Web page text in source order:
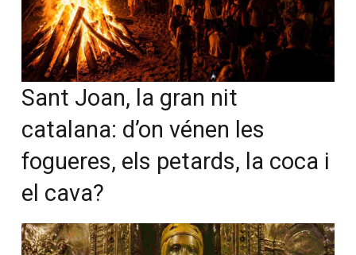
Sant Joan, la gran nit
catalana: d’on vénen les
fogueres, els petards, la coca i
el cava?